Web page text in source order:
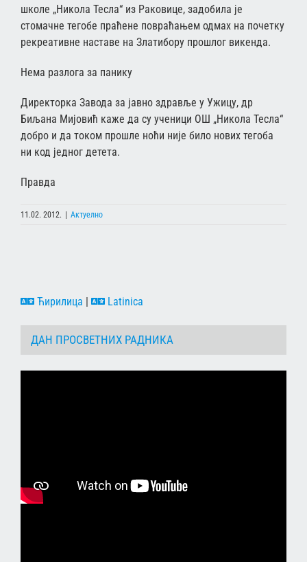
школе „Никола Тесла“ из Раковице, задобила је
стомачне тегобе праћене повраћањем одмах на почетку
рекреативне наставе на Златибору прошлог викенда.
Нема разлога за панику
Директорка Завода за јавно здравље у Ужицу, др
Биљана Мијовић каже да су ученици ОШ „Никола Тесла“
добро и да током прошле ноћи није било нових тегоба
ни код једног детета.
Правда
11.02. 2012. | Актуелно
Ћирилица | Latinica
ДАН ПРОСВЕТНИХ РАДНИКА